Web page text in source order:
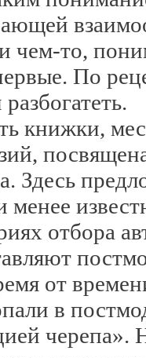
чем-то,
По
книжки,
Здесь
менее
отбора
от
в
черепа».